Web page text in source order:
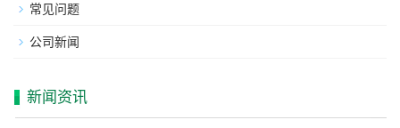
常见问题
公司新闻
新闻资讯